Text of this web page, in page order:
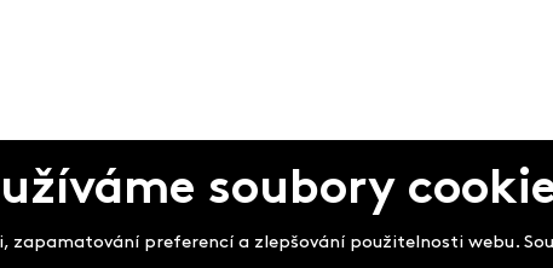
soubory
zapamatování preferencí a zlepšování použitelnosti webu.